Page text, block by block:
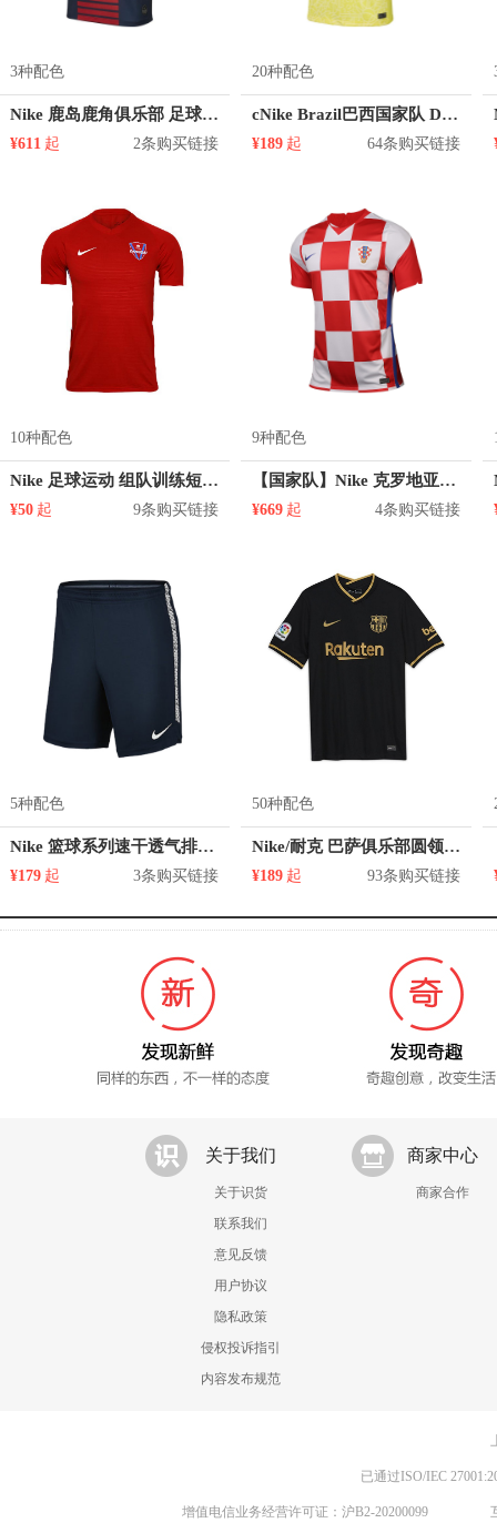
3种配色
Nike 鹿岛鹿角俱乐部 足球球衣
¥611 起 2条购买链接
20种配色
cNike Brazil巴西国家队 Dri-FIT足球短袖球衣
¥189 起 64条购买链接
10种配色
Nike 足球运动 组队训练短袖球衣 894231
¥50 起 9条购买链接
9种配色
【国家队】Nike 克罗地亚国家队 足球球衣
¥669 起 4条购买链接
5种配色
Nike 篮球系列速干透气排汗运动短裤 859909
¥179 起 3条购买链接
50种配色
Nike/耐克 巴萨俱乐部圆领短袖足球服 CT2527 CV8182 AJ5532 AT0029 CD4185 AJ5531 AQ5102 CK7850 CD4400 CD4231
¥189 起 93条购买链接
关于我们
关于识货
联系我们
意见反馈
用户协议
隐私政策
侵权投诉指引
内容发布规范
商家中心
商家合作
已通过ISO/IEC
增值电信业务经营许可证：沪B2-20200099